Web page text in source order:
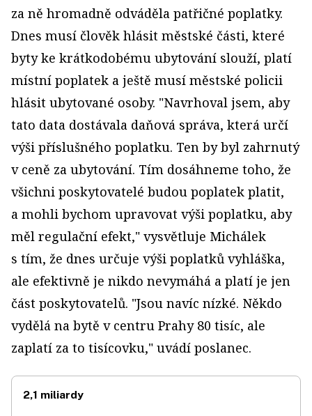
za ně hromadně odváděla patřičné poplatky.
Dnes musí člověk hlásit městské části, které
byty ke krátkodobému ubytování slouží, platí
místní poplatek a ještě musí městské policii
hlásit ubytované osoby. "Navrhoval jsem, aby
tato data dostávala daňová správa, která určí
výši příslušného poplatku. Ten by byl zahrnutý
v ceně za ubytování. Tím dosáhneme toho, že
všichni poskytovatelé budou poplatek platit,
a mohli bychom upravovat výši poplatku, aby
měl regulační efekt," vysvětluje Michálek
s tím, že dnes určuje výši poplatků vyhláška,
ale efektivně je nikdo nevymáhá a platí je jen
část poskytovatelů. "Jsou navíc nízké. Někdo
vydělá na bytě v centru Prahy 80 tisíc, ale
zaplatí za to tisícovku," uvádí poslanec.
2,1 miliardy